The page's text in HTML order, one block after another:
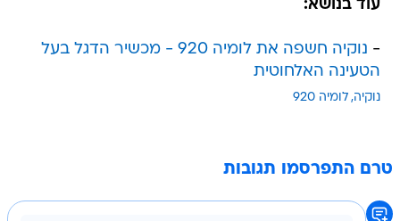
עוד בנושא:
-
נוקיה חשפה את לומיה 920 - מכשיר הדגל בעל
הטעינה האלחוטית
נוקיה לומיה 920
טרם התפרסמו תגובות